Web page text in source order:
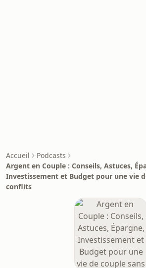
Accueil
Podcasts
Argent en Couple : Conseils, Astuces,
Investissement et Budget pour une vie
conflits